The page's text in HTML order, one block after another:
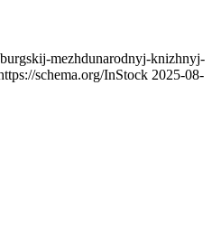
mezhdunarodnyj-knizhnyj-
schema.org/InStock 2025-08-